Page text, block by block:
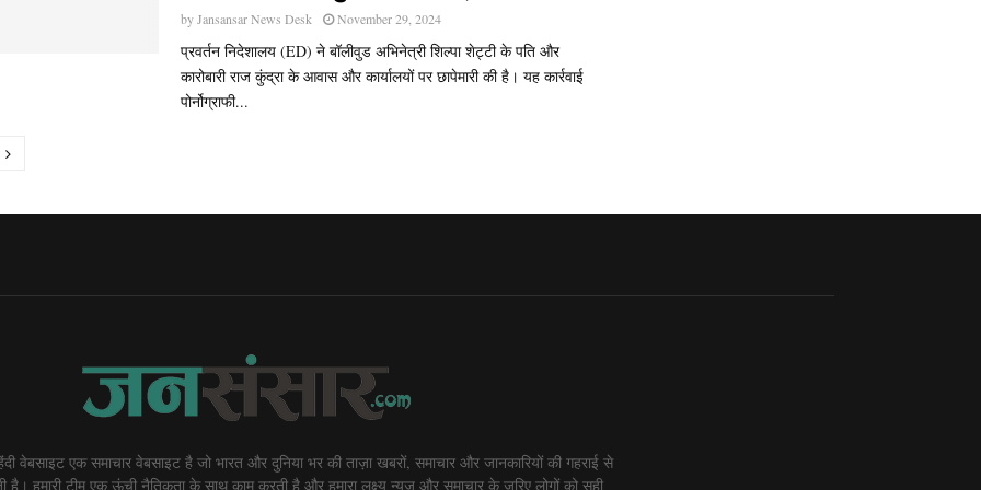
byJansansar News Desk November 29, 2024
प्रवर्तन निदेशालय (ED) ने बॉलीवुड अभिनेत्री शिल्पा शेट्टी के पति और
कारोबारी राज कुंद्रा के आवास और कार्यालयों पर छापेमारी की है। यह कार्रवाई
पोर्नोग्राफी...
वेबसाइट एक समाचार वेबसाइट है जो भारत और दुनिया भर की ताज़ा खबरों, समाचार और जानकारियों की गहराई से
है। हमारी टीम एक ऊंची नैतिकता के साथ काम करती है और हमारा लक्ष्य न्यूज़ और समाचार के जरिए लोगों को सही